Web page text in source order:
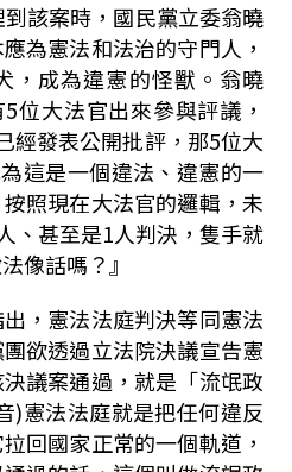
該案時，國民黨立委翁曉
為憲法和法治的守門人，
，成為違憲的怪獸。翁曉
位大法官出來參與評議，
經發表公開批評，那5位大
這是一個違法、違憲的一
照現在大法官的邏輯，未
、甚至是1人判決，隻手就
像話嗎？』
，憲法法庭判決等同憲法
欲透過立法院決議宣告憲
議案通過，就是「流氓政
)憲法法庭就是把任何違反
回國家正常的一個軌道，